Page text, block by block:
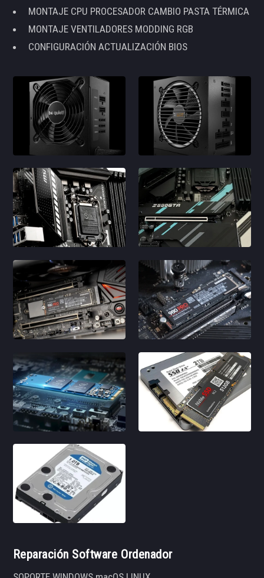
MONTAJE CPU PROCESADOR CAMBIO PASTA TÉRMICA
MONTAJE VENTILADORES MODDING RGB
CONFIGURACIÓN ACTUALIZACIÓN BIOS
Reparación Software Ordenador